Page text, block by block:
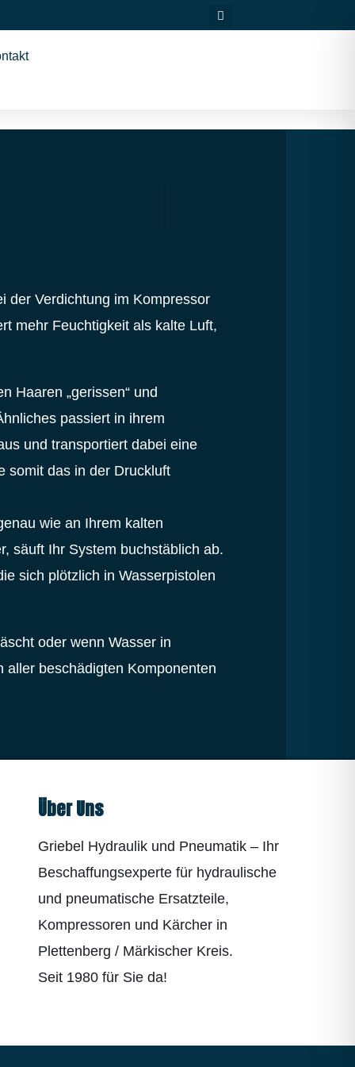
der Verdichtung im Kompressor
mehr Feuchtigkeit als kalte Luft,
Haaren „gerissen“ und
passiert in ihrem
und transportiert dabei eine
somit das in der Druckluft
wie an Ihrem kalten
säuft Ihr System buchstäblich ab.
sich plötzlich in Wasserpistolen
oder wenn Wasser in
aller beschädigten Komponenten
Über Uns
Griebel Hydraulik und Pneumatik – Ihr
Beschaffungsexperte für hydraulische
und pneumatische Ersatzteile,
Kompressoren und Kärcher in
Plettenberg / Märkischer Kreis.
Seit 1980 für Sie da!